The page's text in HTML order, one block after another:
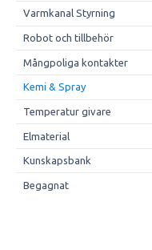
Varmkanal Styrning
Robot och tillbehör
Mångpoliga kontakter
Kemi & Spray
Temperatur givare
Elmaterial
Kunskapsbank
Begagnat